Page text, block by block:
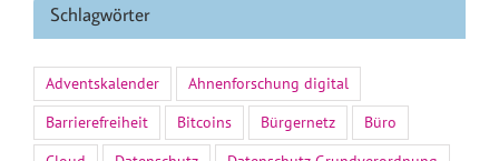
Schlagwörter
Adventskalender
Ahnenforschung digital
Barrierefreiheit
Bitcoins Bürgernetz
Büro